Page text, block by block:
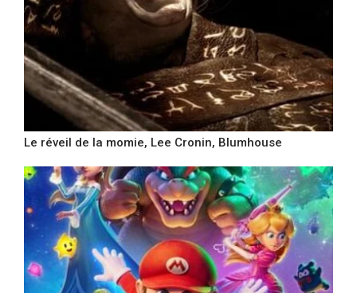
Le réveil de la momie, Lee Cronin, Blumhouse